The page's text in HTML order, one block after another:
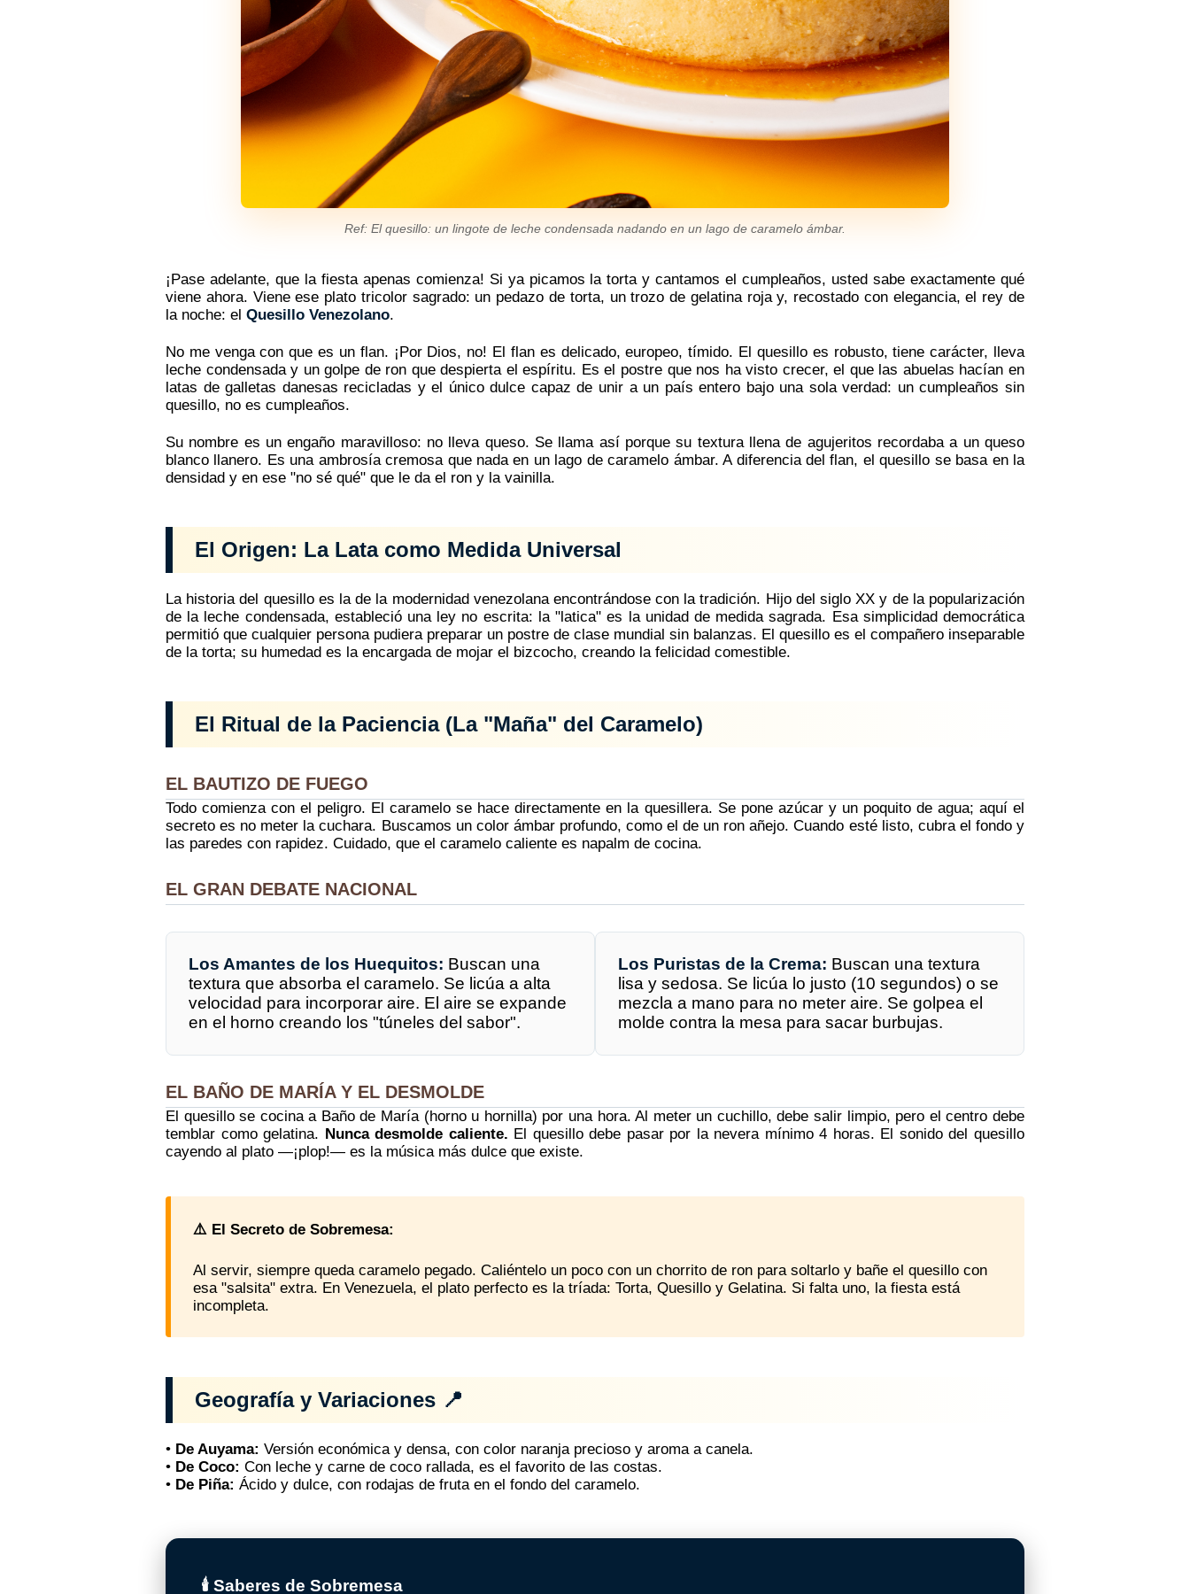
Ref: El quesillo: un lingote de leche condensada nadando en un lago de caramelo ámbar.
¡Pase adelante, que la fiesta apenas comienza! Si ya picamos la torta y cantamos el cumpleaños, usted sabe exactamente qué
viene ahora. Viene ese plato tricolor sagrado: un pedazo de torta, un trozo de gelatina roja y, recostado con elegancia, el rey de
la noche: el Quesillo Venezolano.
No me venga con que es un flan. ¡Por Dios, no! El flan es delicado, europeo, tímido. El quesillo es robusto, tiene carácter, lleva
leche condensada y un golpe de ron que despierta el espíritu. Es el postre que nos ha visto crecer, el que las abuelas hacían en
latas de galletas danesas recicladas y el único dulce capaz de unir a un país entero bajo una sola verdad: un cumpleaños sin
quesillo, no es cumpleaños.
Su nombre es un engaño maravilloso: no lleva queso. Se llama así porque su textura llena de agujeritos recordaba a un queso
blanco llanero. Es una ambrosía cremosa que nada en un lago de caramelo ámbar. A diferencia del flan, el quesillo se basa en la
densidad y en ese "no sé qué" que le da el ron y la vainilla.
El Origen: La Lata como Medida Universal
La historia del quesillo es la de la modernidad venezolana encontrándose con la tradición. Hijo del siglo XX y de la popularización
de la leche condensada, estableció una ley no escrita: la "latica" es la unidad de medida sagrada. Esa simplicidad democrática
permitió que cualquier persona pudiera preparar un postre de clase mundial sin balanzas. El quesillo es el compañero inseparable
de la torta; su humedad es la encargada de mojar el bizcocho, creando la felicidad comestible.
El Ritual de la Paciencia (La "Maña" del Caramelo)
EL BAUTIZO DE FUEGO
Todo comienza con el peligro. El caramelo se hace directamente en la quesillera. Se pone azúcar y un poquito de agua; aquí el
secreto es no meter la cuchara. Buscamos un color ámbar profundo, como el de un ron añejo. Cuando esté listo, cubra el fondo y
las paredes con rapidez. Cuidado, que el caramelo caliente es napalm de cocina.
EL GRAN DEBATE NACIONAL
Los Amantes de los Huequitos: Buscan una
textura que absorba el caramelo. Se licúa a alta
velocidad para incorporar aire. El aire se expande
en el horno creando los "túneles del sabor".
Los Puristas de la Crema: Buscan una textura
lisa y sedosa. Se licúa lo justo (10 segundos) o se
mezcla a mano para no meter aire. Se golpea el
molde contra la mesa para sacar burbujas.
EL BAÑO DE MARÍA Y EL DESMOLDE
El quesillo se cocina a Baño de María (horno u hornilla) por una hora. Al meter un cuchillo, debe salir limpio, pero el centro debe
temblar como gelatina. Nunca desmolde caliente. El quesillo debe pasar por la nevera mínimo 4 horas. El sonido del quesillo
cayendo al plato —¡plop!— es la música más dulce que existe.
⚠️ El Secreto de Sobremesa:
Al servir, siempre queda caramelo pegado. Caliéntelo un poco con un chorrito de ron para soltarlo y bañe el quesillo con
esa "salsita" extra. En Venezuela, el plato perfecto es la tríada: Torta, Quesillo y Gelatina. Si falta uno, la fiesta está
incompleta.
Geografía y Variaciones 📍
• De Auyama: Versión económica y densa, con color naranja precioso y aroma a canela.
• De Coco: Con leche y carne de coco rallada, es el favorito de las costas.
• De Piña: Ácido y dulce, con rodajas de fruta en el fondo del caramelo.
🕯️ Saberes de Sobremesa